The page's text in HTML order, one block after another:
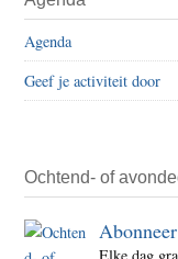
Sidebar
Agenda
Geef je activiteit door
Ochtend- of
Elke dag